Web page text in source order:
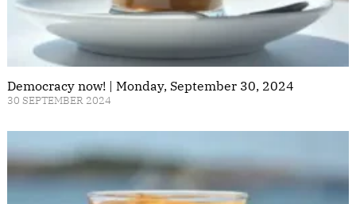
Democracy now! | Monday, September 30, 2024
30 SEPTEMBER 2024